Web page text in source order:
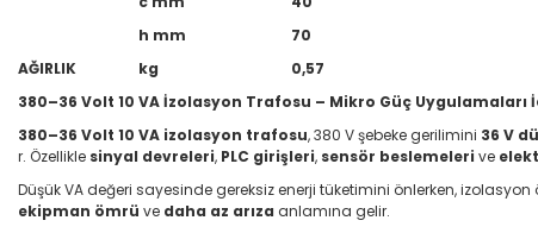
h mm
70
AĞIRLIK
kg
0,57
380–36 Volt 10 VA İzolasyon Trafosu – Mikro Güç
380–36 Volt 10 VA izolasyon trafosu, 380 V şebeke gerilimini 36 V
r. Özellikle sinyal devreleri, PLC girişleri, sensör beslemeleri ve
Düşük VA değeri sayesinde gereksiz enerji tüketimini önlerken, izolasyon
ekipman ömrü ve daha az arıza anlamına gelir.